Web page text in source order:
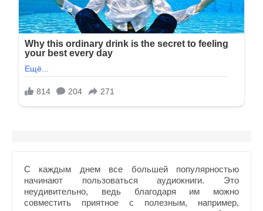
С каждым днем все большей популярностью
начинают пользоваться аудиокниги. Это
неудивительно, ведь благодаря им можно
совместить приятное с полезным, например,